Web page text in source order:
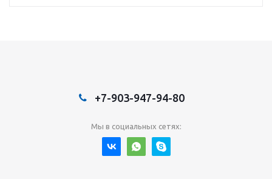
+7-903-947-94-80
Мы в социальных сетях: